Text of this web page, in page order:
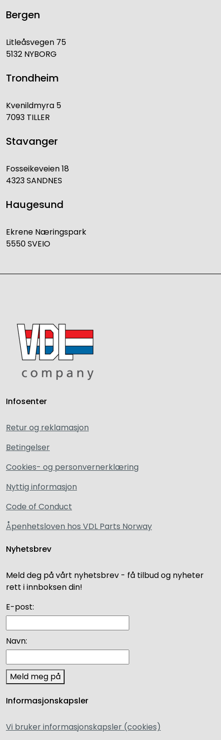
Bergen
Litleåsvegen 75
5132 NYBORG
Trondheim
Kvenildmyra 5
7093 TILLER
Stavanger
Fosseikeveien 18
4323 SANDNES
Haugesund
Ekrene Næringspark
5550 SVEIO
Infosenter
Retur og reklamasjon
Betingelser
Cookies- og personvernerklæring
Nyttig informasjon
Code of Conduct
Åpenhetsloven hos VDL Parts Norway
Nyhetsbrev
Meld deg på vårt nyhetsbrev - få tilbud og nyheter
rett i innboksen din!
E-post:
Navn:
Meld meg på
Informasjonskapsler
Vi bruker informasjonskapsler (cookies)